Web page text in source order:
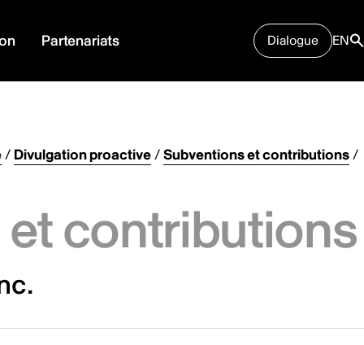
Partenariats Dialogue EN
/ Divulgation proactive/Subventions et contributions/
contributions